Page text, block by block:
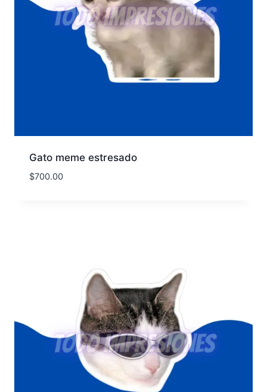
Gato meme estresado
$700.00